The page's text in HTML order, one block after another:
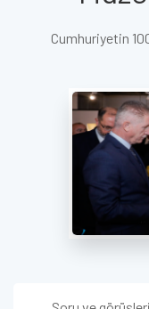
Cumhuriyetin